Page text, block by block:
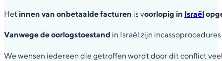
Het innen van onbetaalde facturen is voorlopig in Israël
Vanwege de oorlogstoestand in Israël zijn incassoprocedures
We wensen iedereen die getroffen wordt door dit conflict